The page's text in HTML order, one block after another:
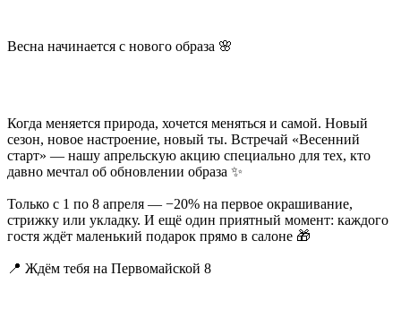
Весна начинается с нового образа 🌸
Когда меняется природа, хочется меняться и самой. Новый
сезон, новое настроение, новый ты. Встречай «Весенний
старт» — нашу апрельскую акцию специально для тех, кто
давно мечтал об обновлении образа ✨
Только с 1 по 8 апреля — −20% на первое окрашивание,
стрижку или укладку. И ещё один приятный момент: каждого
гостя ждёт маленький подарок прямо в салоне 🎁
📍 Ждём тебя на Первомайской 8